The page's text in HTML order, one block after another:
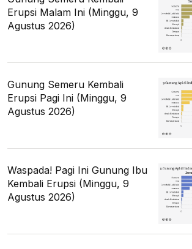
Erupsi Malam Ini (Minggu, 9
Agustus 2026)
Gunung Semeru Kembali
Erupsi Pagi Ini (Minggu, 9
Agustus 2026)
Waspada! Pagi Ini Gunung Ibu
Kembali Erupsi (Minggu, 9
Agustus 2026)